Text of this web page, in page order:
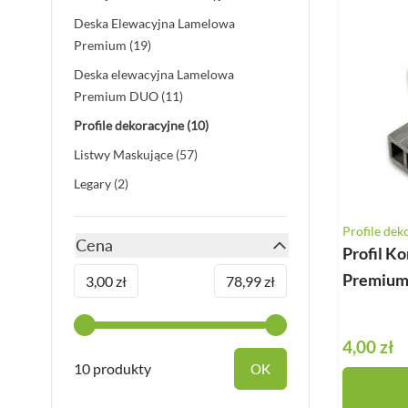
Deska Bezszwowa
Deska Solid ASA
Deski Schodowe
Deska Elewacyjna Lamelowa
Premium (19)products available
Deska elewacyjna Lamelowa
Premium DUO (11)products available
Profile dekoracyjne(10)products available
Listwy Maskujące (57)products available
Legary (2)products available
Cena
filter
Minimum value
3,00 zł Maksymalna wartość
78,99 zł
10 produkty OK
Profile
Profil
Cena
Od:
4,00 zł